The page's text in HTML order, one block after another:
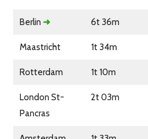
Berlin ➜ 6t 36m
Maastricht 1t 34m
Rotterdam 1t 10m
London St-
Pancras
2t 03m